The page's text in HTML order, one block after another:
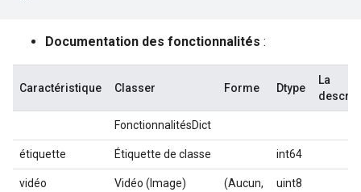
Documentation des fonctionnalités :
Caractéristique Classer Forme Dtype
La
FonctionnalitésDict
étiquette Étiquette de classe int64
vidéo Vidéo (Image)
(Aucun,
uint8